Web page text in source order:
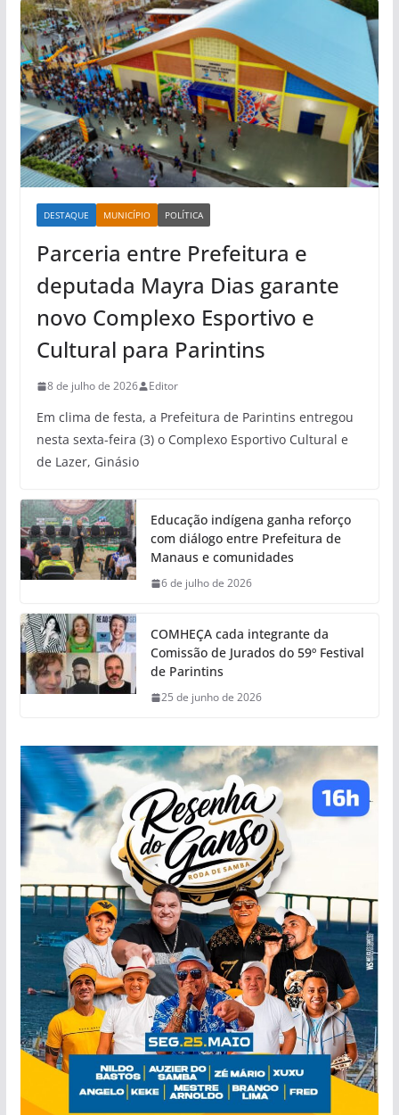
DESTAQUE MUNICÍPIO POLÍTICA
Parceria entre Prefeitura e
deputada Mayra Dias garante
novo Complexo Esportivo e
Cultural para Parintins
8 de julho de 2026 Editor
Em clima de festa, a Prefeitura de Parintins entregou
nesta sexta-feira (3) o Complexo Esportivo Cultural e
de Lazer, Ginásio
Educação indígena ganha reforço
com diálogo entre Prefeitura de
Manaus e comunidades
6 de julho de 2026
COMHEÇA cada integrante da
Comissão de Jurados do 59º Festival
de Parintins
25 de junho de 2026